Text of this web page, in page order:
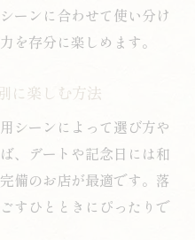
ーンに合わせて使い分け
を存分に楽しめます。
に楽しむ方法
シーンによって選び方や
、デートや記念日には和
備のお店が最適です。落
すひとときにぴったりで